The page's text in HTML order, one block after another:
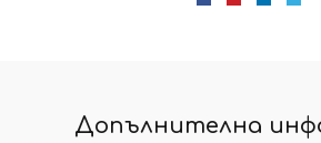
Допълнителна